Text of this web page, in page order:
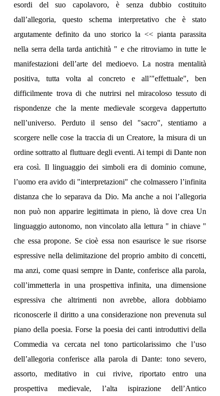
esordi del suo capolavoro, è senza dubbio costituito
dall’allegoria, questo schema interpretativo che è stato
argutamente definito da uno storico la << pianta parassita
nella serra della tarda antichità " e che ritroviamo in tutte le
manifestazioni dell’arte del medioevo. La nostra mentalità
positiva, tutta volta al concreto e all’"effettuale", ben
difficilmente trova di che nutrirsi nel miracoloso tessuto di
rispondenze che la mente medievale scorgeva dappertutto
nell’universo. Perduto il senso del "sacro", stentiamo a
scorgere nelle cose la traccia di un Creatore, la misura di un
ordine sottratto al fluttuare degli eventi. Ai tempi di Dante non
era così. Il linguaggio dei simboli era di dominio comune,
l’uomo era avido di "interpretazioni" che colmassero l’infinita
distanza che lo separava da Dio. Ma anche a noi l’allegoria
non può non apparire legittimata in pieno, là dove crea Un
linguaggio autonomo, non vincolato alla lettura " in chiave "
che essa propone. Se cioè essa non esaurisce le sue risorse
espressive nella delimitazione del proprio ambito di concetti,
ma anzi, come quasi sempre in Dante, conferisce alla parola,
coll’immetterla in una prospettiva infinita, una dimensione
espressiva che altrimenti non avrebbe, allora dobbiamo
riconoscerle il diritto a una considerazione non prevenuta sul
piano della poesia. Forse la poesia dei canti introduttivi della
Commedia va cercata nel tono particolarissimo che l’uso
dell’allegoria conferisce alla parola di Dante: tono severo,
assorto, meditativo in cui rivive, riportato entro una
prospettiva medievale, l’alta ispirazione dell’Antico